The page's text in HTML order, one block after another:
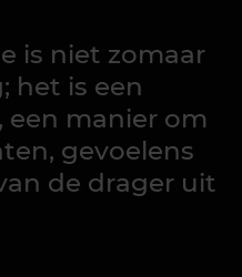
is niet zomaar
het is een
een manier om
gevoelens
de drager uit